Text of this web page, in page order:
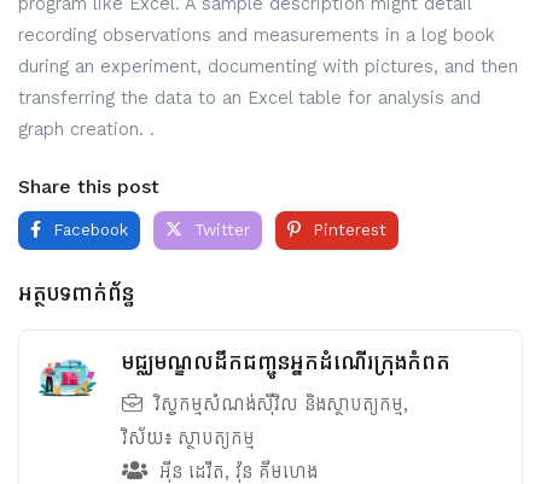
recording observations and measurements in a log book
during an experiment, documenting with pictures, and then
transferring the data to an Excel table for analysis and
graph creation. .
Share this post
Facebook Twitter Pinterest
អត្ថបទពាក់ព័ន្ធ
មជ្ឈមណ្ឌលដឹកជញ្ជូនអ្នកដំណើរក្រុងកំពត
វិស្វកម្មសំណង់ស៊ីវិល និងស្ថាបត្យកម្ម,
វិស័យ៖ ស្ថាបត្យកម្ម
អ៊ីន ដេវីត, វ៉ុន គឹមហេង